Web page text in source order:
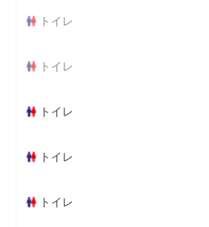
トイレ
トイレ
トイレ
トイレ
トイレ